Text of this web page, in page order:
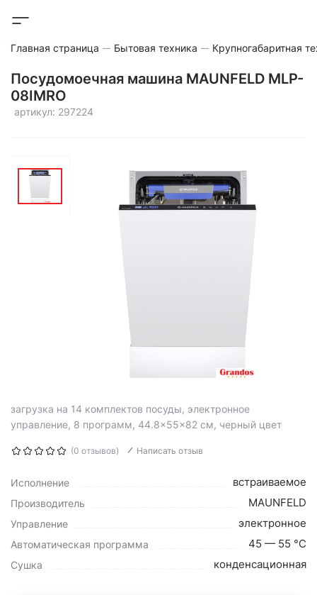
Главная страница Бытовая техника Крупногабаритная
Посудомоечная машина MAUNFELD MLP-
08IMRO
артикул: 297224
загрузка на 14 комплектов посуды, электронное
управление, 8 программ, 44.8×55×82 см, черный цвет
(0 отзывов) Написать отзыв
Исполнение встраиваемое
Производитель MAUNFELD
Управление электронное
Автоматическая программа 45 — 55 °C
Сушка конденсационная